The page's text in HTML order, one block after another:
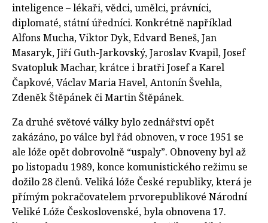
inteligence – lékaři, vědci, umělci, právníci,
diplomaté, státní úředníci. Konkrétně například
Alfons Mucha, Viktor Dyk, Edvard Beneš, Jan
Masaryk, Jiří Guth-Jarkovský, Jaroslav Kvapil, Josef
Svatopluk Machar, krátce i bratři Josef a Karel
Čapkové, Václav Maria Havel, Antonín Švehla,
Zdeněk Štěpánek či Martin Štěpánek.
Za druhé světové války bylo zednářství opět
zakázáno, po válce byl řád obnoven, v roce 1951 se
ale lóže opět dobrovolně “uspaly”. Obnoveny byl až
po listopadu 1989, konce komunistického režimu se
dožilo 28 členů. Veliká lóže České republiky, která je
přímým pokračovatelem prvorepublikové Národní
Veliké Lóže Československé, byla obnovena 17.